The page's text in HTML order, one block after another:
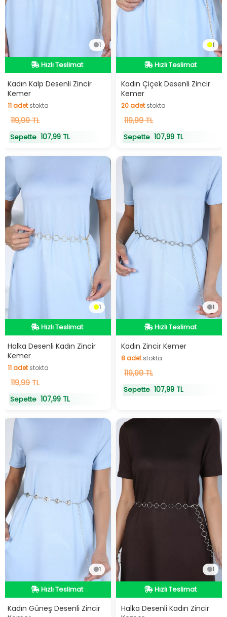
1
Hızlı Teslimat
Hızlı Teslimat
Kadın Kalp Desenli Zincir
Kemer
11adetstokta
11adetstokta
119,99 TL
Sepette 107,99 TL
1
Hızlı Teslimat
Hızlı Teslimat
Kadın Çiçek Desenli Zincir
Kemer
20adetstokta
20adetstokta
119,99 TL
Sepette 107,99 TL
1
Hızlı Teslimat
Hızlı Teslimat
Halka Desenli Kadın Zincir
Kemer
11adetstokta
11adetstokta
119,99 TL
Sepette 107,99 TL
1
Hızlı Teslimat
Hızlı Teslimat
Kadın Zincir Kemer
8adetstokta
8adetstokta
119,99 TL
Sepette 107,99 TL
1
Hızlı Teslimat
Hızlı Teslimat
Kadın Güneş Desenli Zincir
1
Hızlı Teslimat
Hızlı Teslimat
Halka Desenli Kadın Zincir